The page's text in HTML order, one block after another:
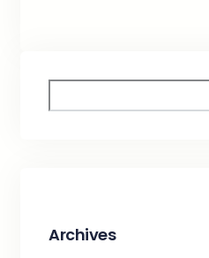
e
Archives